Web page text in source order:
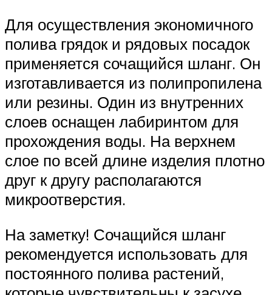
Для осуществления экономичного
полива грядок и рядовых посадок
применяется сочащийся шланг. Он
изготавливается из полипропилена
или резины. Один из внутренних
слоев оснащен лабиринтом для
прохождения воды. На верхнем
слое по всей длине изделия плотно
друг к другу располагаются
микроотверстия.
На заметку! Сочащийся шланг
рекомендуется использовать для
постоянного полива растений,